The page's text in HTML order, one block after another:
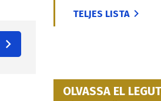
TELJES LISTA
OLVASSA EL